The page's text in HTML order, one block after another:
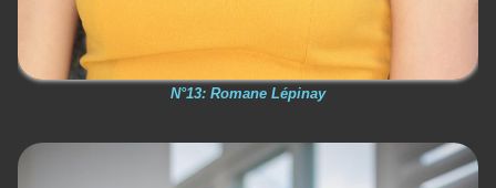
N°13: Romane Lépinay